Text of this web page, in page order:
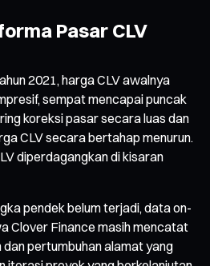
Pasar CLV
2021, harga CLV awalnya
sempat mencapai puncak
koreksi pasar secara luas dan
CLV secara bertahap menurun.
diperdagangkan di kisaran
pendek belum terjadi, data on-
Clover Finance masih mencatat
pertumbuhan alamat yang